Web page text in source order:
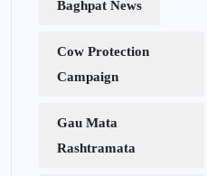
Baghpat News
Cow Protection
Campaign
Gau Mata
Rashtramata